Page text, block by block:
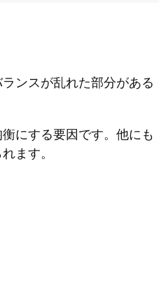
ンスが乱れた部分がある
にする要因です。他にも
ます。